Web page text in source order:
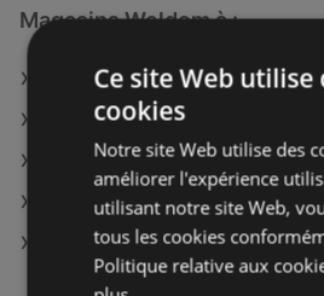
Magasins Weldom à :
Weldom à Albertville
Weldom à La Tour-du-Pin
Weldom à Saint-Jean-de-
Weldom à Thionville
Weldom à Castres
Ce site Web utilise
cookies
Notre site Web utilise des
améliorer l'expérience
utilisant notre site Web,
tous les cookies
Politique relative aux